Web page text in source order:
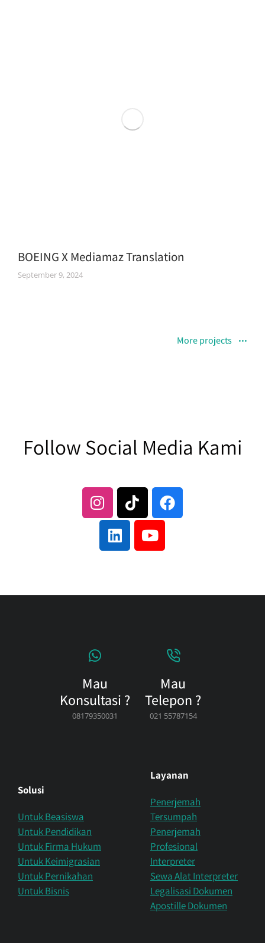
BOEING X Mediamaz Translation
September 9, 2024
More projects
Follow Social Media Kami
Mau
Konsultasi ?
08179350031
Mau
Telepon ?
021 55787154
Solusi
Untuk Beasiswa
Untuk Pendidikan
Untuk Firma Hukum
Untuk Keimigrasian
Untuk Pernikahan
Untuk Bisnis
Layanan
Penerjemah
Tersumpah
Penerjemah
Profesional
Interpreter
Sewa Alat Interpreter
Legalisasi Dokumen
Apostille Dokumen